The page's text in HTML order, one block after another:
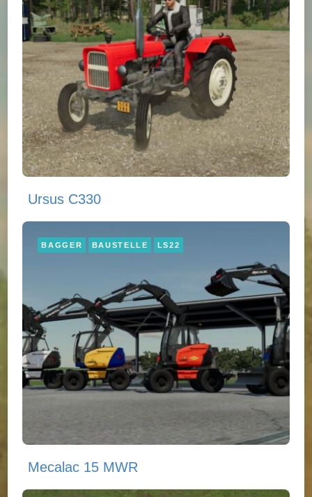
Ursus C330
BAGGER BAUSTELLE LS22
Mecalac 15 MWR